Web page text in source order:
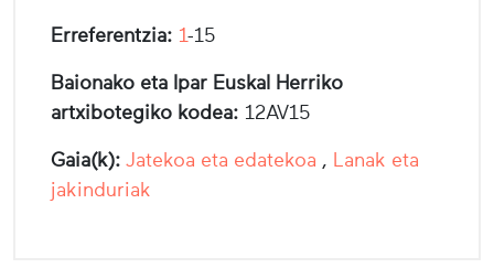
Erreferentzia: 1-15
Baionako eta Ipar Euskal Herriko
artxibotegiko kodea: 12AV15
Gaia(k): Jatekoa eta edatekoa , Lanak eta
jakinduriak